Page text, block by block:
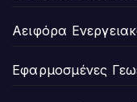
Αειφόρα
Εφαρμοσμένες